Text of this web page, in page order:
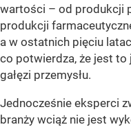
wartości – od produkcji
produkcji
a w ostatnich pięciu
co potwierdza, że jest to
gałęzi przemysłu.
Jednocześnie eksperci
branży wciąż nie jest